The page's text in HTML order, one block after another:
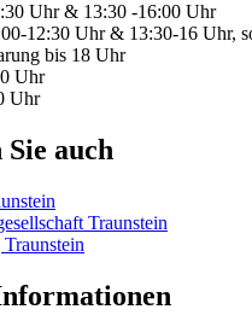
Uhr & 13:30 -16:00 Uhr
12:30 Uhr & 13:30-16 Uhr,
bis 18 Uhr
Uhr
Uhr
Sie auch
Traunstein